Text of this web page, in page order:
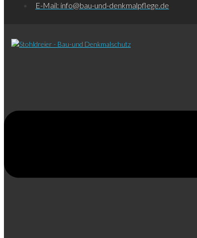
E-Mail: info@bau-und-denkmalpflege.de